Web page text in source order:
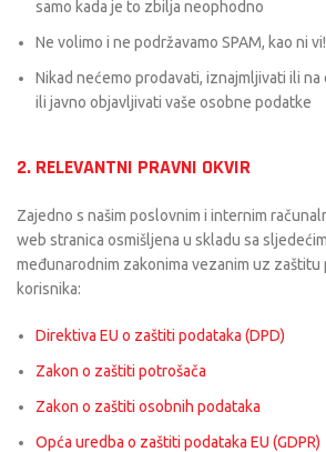
samo kada je to zbilja neophodno
Ne volimo i ne podržavamo SPAM, kao ni vi!
Nikad nećemo prodavati, iznajmljivati ili
ili javno objavljivati vaše osobne podatke
2. RELEVANTNI PRAVNI OKVIR
Zajedno s našim poslovnim i internim
web stranica osmišljena u skladu sa
međunarodnim zakonima vezanim uz
korisnika:
Direktiva EU o zaštiti podataka (DPD)
Zakon o zaštiti potrošača
Zakon o zaštiti osobnih podataka
Opća uredba o zaštiti podataka EU (GDPR)